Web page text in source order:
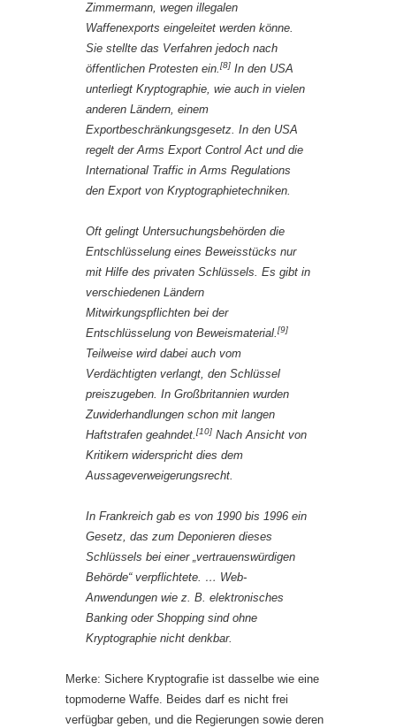
Zimmermann, wegen illegalen
Waffenexports eingeleitet werden könne.
Sie stellte das Verfahren jedoch nach
öffentlichen Protesten ein.[8] In den USA
unterliegt Kryptographie, wie auch in vielen
anderen Ländern, einem
Exportbeschränkungsgesetz. In den USA
regelt derArms Export Control Act und die
International Traffic in Arms Regulations
den Export von Kryptographietechniken.
Oft gelingt Untersuchungsbehörden die
Entschlüsselung eines Beweisstücks nur
mit Hilfe des privaten Schlüssels. Es gibt in
verschiedenen Ländern
Mitwirkungspflichten bei der
Entschlüsselung von Beweismaterial.[9]
Teilweise wird dabei auch vom
Verdächtigten verlangt, den Schlüssel
preiszugeben. In Großbritannien wurden
Zuwiderhandlungen schon mit langen
Haftstrafen geahndet.[10] Nach Ansicht von
Kritikern widerspricht dies dem
Aussageverweigerungsrecht.
In Frankreich gab es von 1990 bis 1996 ein
Gesetz, das zum Deponieren dieses
Schlüssels bei einer „vertrauenswürdigen
Behörde“ verpflichtete. … Web-
Anwendungen wie z. B. elektronisches
Banking oder Shopping sind ohne
Kryptographie nicht denkbar.
Merke: Sichere Kryptografie ist dasselbe wie eine
topmoderne Waffe. Beides darf es nicht frei
verfügbar geben, und die Regierungen sowie deren